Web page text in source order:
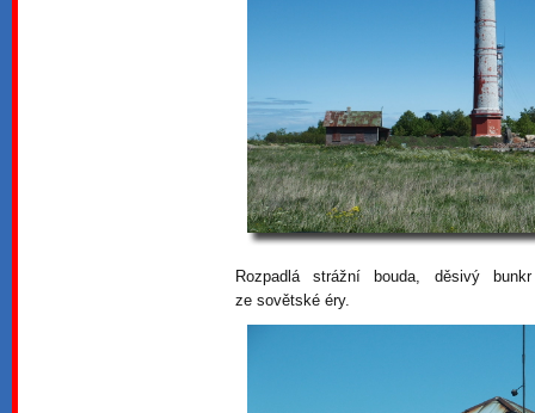
Rozpadlá strážní bouda, děsivý
ze sovětské éry.